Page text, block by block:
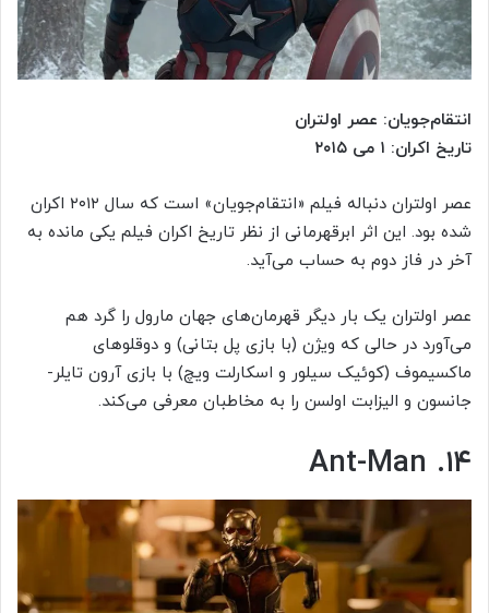
انتقام‌جویان: عصر اولتران
تاریخ اکران: ۱ می ۲۰۱۵
عصر اولتران دنباله فیلم «انتقام‌جویان» است که سال ۲۰۱۲ اکران
شده بود. این اثر ابرقهرمانی از نظر تاریخ اکران فیلم یکی مانده به
آخر در فاز دوم به حساب می‌آید.
عصر اولتران یک بار دیگر قهرمان‌های جهان مارول را گرد هم
می‌آورد در حالی که ویژن (با بازی پل بتانی) و دوقلوهای
ماکسیموف (کوئیک سیلور و اسکارلت ویچ) با بازی آرون تایلر-
جانسون و الیزابت اولسن را به مخاطبان معرفی می‌کند.
۱۴. Ant-Man